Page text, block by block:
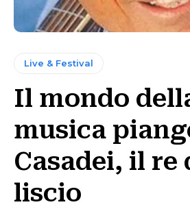
Live & Festival
Il mondo
musica
Casadei, il re
liscio